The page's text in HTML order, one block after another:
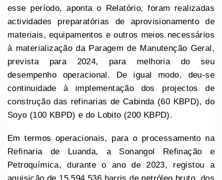
esse período, aponta o Relatório, foram realizadas
actividades preparatórias de aprovisionamento de
materiais, equipamentos e outros meios necessários
à materialização da Paragem de Manutenção Geral,
prevista para 2024, para melhoria do seu
desempenho operacional. De igual modo, deu-se
continuidade à implementação dos projectos de
construção das refinarias de Cabinda (60 KBPD), do
Soyo (100 KBPD) e do Lobito (200 KBPD).
Em termos operacionais, para o processamento na
Refinaria de Luanda, a Sonangol Refinação e
Petroquímica, durante o ano de 2023, registou a